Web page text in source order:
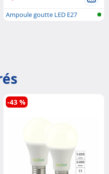
Ampoule goutte LED E27
-43 %